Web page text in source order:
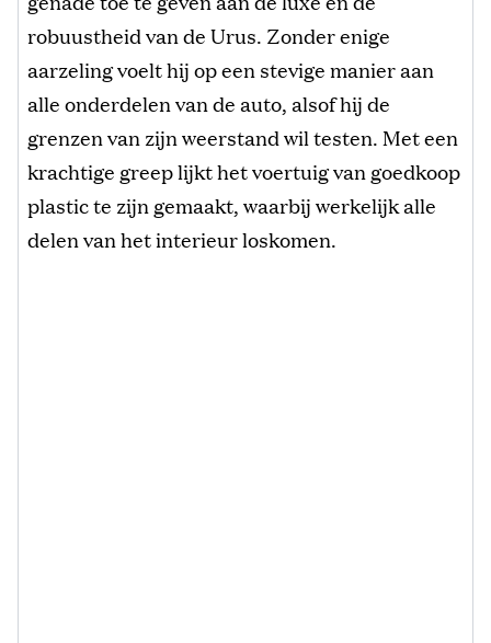
robuustheid van de Urus. Zonder enige
aarzeling voelt hij op een stevige manier aan
alle onderdelen van de auto, alsof hij de
grenzen van zijn weerstand wil testen. Met een
krachtige greep lijkt het voertuig van goedkoop
plastic te zijn gemaakt, waarbij werkelijk alle
delen van het interieur loskomen.